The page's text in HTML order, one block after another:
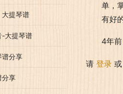
单，
有好
4年前
请 登录 或
大提琴谱
-大提琴谱
谱分享
分享